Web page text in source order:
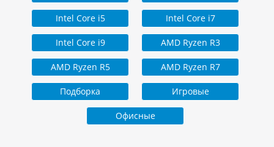
Intel Core i5 Intel Core i7
Intel Core i9 AMD Ryzen R3
AMD Ryzen R5 AMD Ryzen R7
Подборка Игровые
Офисные